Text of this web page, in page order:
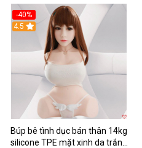
-40%
4.5
Búp bê tình dục bán thân 14kg
silicone TPE mặt xinh da trắng